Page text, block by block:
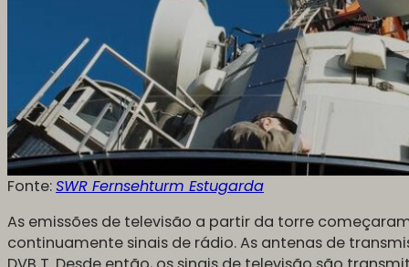
Fonte:SWR Fernsehturm Estugarda
As emissões de televisão a partir da torre
continuamente sinais de rádio. As antenas de